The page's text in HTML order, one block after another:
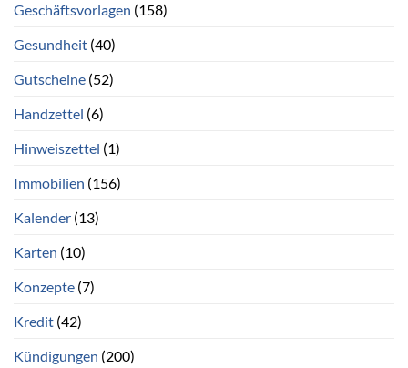
Geschäftsvorlagen (158)
Gesundheit (40)
Gutscheine (52)
Handzettel (6)
Hinweiszettel (1)
Immobilien (156)
Kalender (13)
Karten (10)
Konzepte (7)
Kredit (42)
Kündigungen (200)